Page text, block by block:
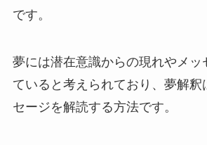
です。
夢には潜在意識からの現れやメッ
ていると考えられており、夢解釈
セージを解読する方法です。